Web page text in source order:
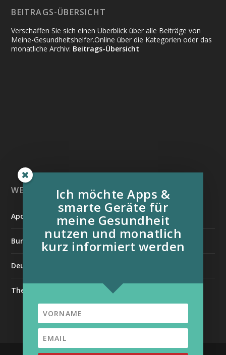
BEITRAGS-ÜBERSICHT
Verschaffen Sie sich einen Überblick über alle Beiträge von
Meine-Gesundheitshelfer.Online über die Kategorien oder das
monatliche Archiv: Beitrags-Übersicht
WEITERE INFORMATIONSQUELLEN:
Apotheken Umschau
Bundesverband der Organtransplantierten e.V.
Deutsche Stiftung für chronisch Kranke
The Medical Futurist
Ich möchte Apps &
smarte Geräte für
meine Gesundheit
nutzen und monatlich
kurz informiert werden